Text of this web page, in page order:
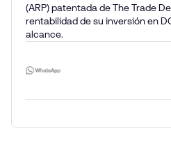
(ARP) patentada de The Trade
rentabilidad de su inversión en
alcance.